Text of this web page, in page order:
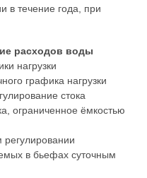
в течение года, при
расходов воды
нагрузки
графика нагрузки
стока
ограниченное ёмкостью
регулировании
в бьефах суточным